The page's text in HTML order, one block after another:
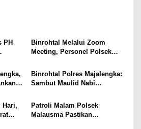
PH
Binrohtal Melalui Zoom
Meeting, Personel Polsek
dan Integritas dalam
Pelaksanaan Tugas
Binrohtal Polres Majalengka:
Sambut Maulid Nabi
Tingkatkan Keimanan dan
Profesionalisme
Hari,
Patroli Malam Polsek
Malausma Pastikan